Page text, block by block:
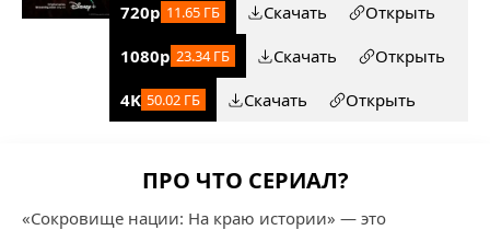
720p 11.65 ГБ Скачать
Открыть
1080p 23.34 ГБ Скачать
Открыть
4K 50.02 ГБ Скачать Открыть
ПРО ЧТО СЕРИАЛ?
«Сокровище нации: На краю истории» — это